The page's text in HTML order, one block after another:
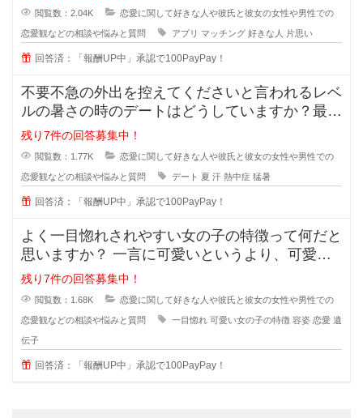
閲覧数：2.04K 恋愛に関して好きな人や彼氏と彼女の女性や男性での
恋愛観などの相談や悩みと質問 アプリ マッチング 好きな人 片思い
回答済：「報酬UP中」承認で100PayPay！
不要不急の外出を控えてくださいと言われるレベ
ルの暑さの時のデートはどうしていますか？最近
の夏はとっても暑くて、一歩外に出
残り7件の回答募集中！
閲覧数：1.77K 恋愛に関して好きな人や彼氏と彼女の女性や男性での
恋愛観などの相談や悩みと質問 デート 夏 汗 熱中症 猛暑
回答済：「報酬UP中」承認で100PayPay！
よく一目惚れされやすい女の子の特徴って何だと
思いますか？ 一言に可愛いというより、可愛い
子なんていくらでもいるのに(綺麗
残り7件の回答募集中！
閲覧数：1.68K 恋愛に関して好きな人や彼氏と彼女の女性や男性での
恋愛観などの相談や悩みと質問 一目惚れ 可愛い女の子の特徴 容姿 恋愛 遺
伝子
回答済：「報酬UP中」承認で100PayPay！